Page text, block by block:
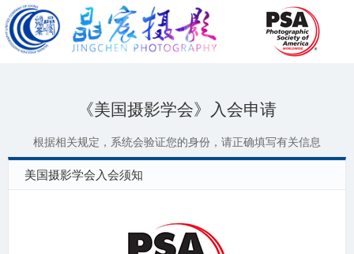
《美国摄影学会》入会申请
根据相关规定，系统会验证您的身份，请正确填写有关信息
美国摄影学会入会须知